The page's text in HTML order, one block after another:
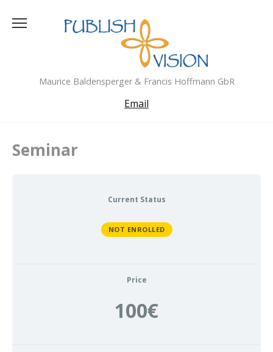
Maurice Baldensperger & Francis Hoffmann GbR
Email
Seminar
Current Status
NOT ENROLLED
Price
100€